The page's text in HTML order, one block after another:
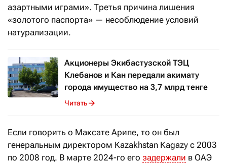
азартными играми». Третья причина лишения
«золотого паспорта» — несоблюдение условий
натурализации.
Акционеры Экибастузской ТЭЦ
Клебанов и Кан передали акимату
города имущество на 3,7 млрд тенге
Читать
Если говорить о Максате Арипе, то он был
генеральным директором Kazakhstan Kagazy с 2003
по 2008 год. В марте 2024-го его задержали в ОАЭ